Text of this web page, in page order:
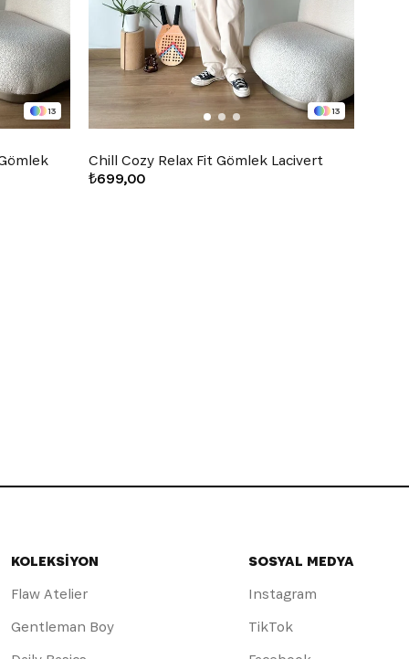
13 13
Chill Cozy Relax Fit Gömlek Lacivert
₺699,00
KOLEKSİYON
Flaw Atelier
Gentleman Boy
SOSYAL MEDYA
Instagram
TikTok